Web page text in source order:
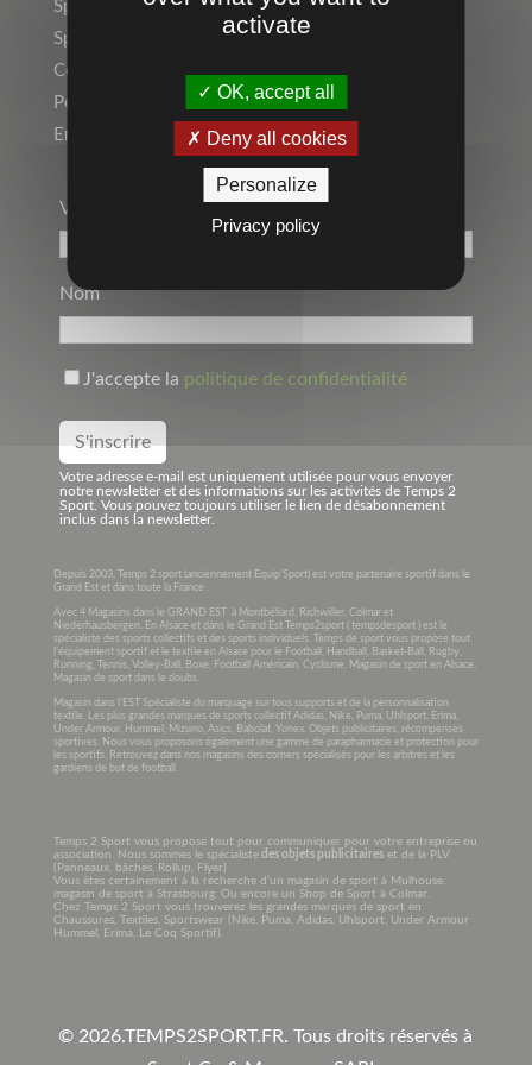
Sports Individuels
Sport Collectif
Collectivités, Scolaire
Personnalisation, Marquage
Entreprise, Communication par l’objet
Votre Adresse Mail*
Nom
J'accepte la politique de confidentialité
Votre adresse e-mail est uniquement utilisée pour vous envoyer
notre newsletter et des informations sur les activités de Temps 2
Sport. Vous pouvez toujours utiliser le lien de désabonnement
inclus dans la newsletter.
Depuis 2003, Temps 2 sport (anciennement Equip’Sport) est votre partenaire sportif dans le
Grand Est et dans toute la France .
Avec 4 Magasins dans le GRAND EST à Montbéliard, Richwiller, Colmar et
Niederhausbergen. En Alsace et dans le Grand Est Temps2sport ( tempsdesport ) est le
spécialiste des sports collectifs et des sports individuels. Temps de sport vous propose tout
l’équipement sportif et le textile en Alsace pour le Football, Handball, Basket-Ball, Rugby,
Running, Tennis, Volley-Ball, Boxe, Football Américain, Cyclisme. Magasin de sport en Alsace,
Magasin de sport dans le doubs.
Magasin dans l’EST Spécialiste du marquage sur tous supports et de la personnalisation
textile. Les plus grandes marques de sports collectif Adidas, Nike, Puma, Uhlsport, Erima,
Under Armour, Hummel, Mizuno, Asics, Babolat, Yonex. Objets publicitaires, récompenses
sportives. Nous vous proposons également une gamme de parapharmacie et protection pour
les sportifs. Retrouvez dans nos magasins des corners spécialisés pour les arbitres et les
gardiens de but de football.
Temps 2 Sport vous propose tout pour communiquer pour votre entreprise ou
association. Nous sommes le spécialistedes objets publicitaireset de la PLV
(Panneaux, bâches, Rollup, Flyer)
Vous êtes certainement à la recherche d’un magasin de sport à Mulhouse.
magasin de sport à Strasbourg. Ou encore un Shop de Sport à Colmar.
Chez Temps 2 Sport vous trouverez les grandes marques de sport en
Chaussures, Textiles, Sportswear (Nike, Puma, Adidas, Uhlsport, Under Armour
Hummel, Erima, Le Coq Sportif).
© 2026.TEMPS2SPORT.FR. Tous droits réservés à
activate
OK, accept all
Deny all cookies
Personalize
Privacy policy